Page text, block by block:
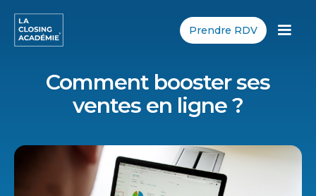
Prendre RDV
Comment booster ses
ventes en ligne ?